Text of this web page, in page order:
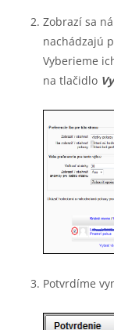
Zobrazí sa
nachádzajú
Vyberieme
na tlačidlo
Potvrdíme